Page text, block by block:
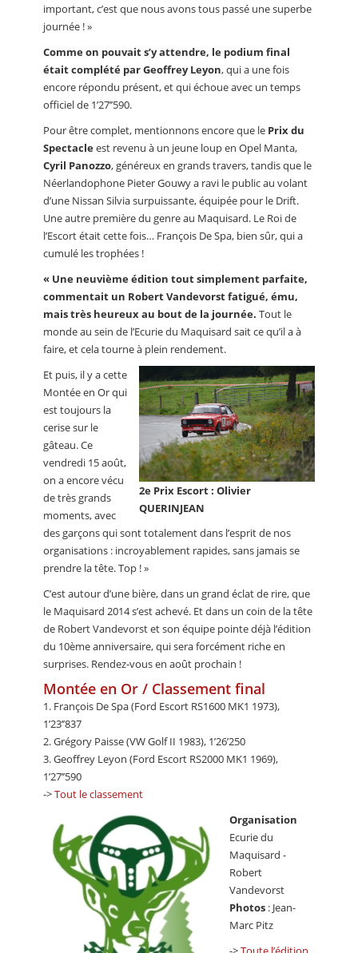
important, c’est que nous avons tous passé une superbe
journée ! »
Comme on pouvait s’y attendre, le podium final
était complété par Geoffrey Leyon, qui a une fois
encore répondu présent, et qui échoue avec un temps
officiel de 1’27’’590.
Pour être complet, mentionnons encore que le Prix du
Spectacleest revenu à un jeune loup en Opel Manta,
Cyril Panozzo, généreux en grands travers, tandis que le
Néerlandophone Pieter Gouwy a ravi le public au volant
d’une Nissan Silvia surpuissante, équipée pour le Drift.
Une autre première du genre au Maquisard. Le Roi de
l’Escort était cette fois… François De Spa, bien sûr, qui a
cumulé les trophées !
« Une neuvième édition tout simplement parfaite,
commentait un Robert Vandevorst fatigué, ému,
mais très heureux au bout de la journée. Tout le
monde au sein de l’Ecurie du Maquisard sait ce qu’il a à
faire, et cela tourne à plein rendement.
2e Prix Escort : Olivier
QUERINJEAN
Et puis, il y a cette
Montée en Or qui
est toujours la
cerise sur le
gâteau. Ce
vendredi 15 août,
on a encore vécu
de très grands
moments, avec
des garçons qui sont totalement dans l’esprit de nos
organisations : incroyablement rapides, sans jamais se
prendre la tête. Top ! »
C’est autour d’une bière, dans un grand éclat de rire, que
le Maquisard 2014 s’est achevé. Et dans un coin de la tête
de Robert Vandevorst et son équipe pointe déjà l’édition
du 10ème anniversaire, qui sera forcément riche en
surprises. Rendez-vous en août prochain !
Montée en Or / Classement final
1. François De Spa (Ford Escort RS1600 MK1 1973),
1’23’’837
2. Grégory Paisse (VW Golf II 1983), 1’26’250
3. Geoffrey Leyon (Ford Escort RS2000 MK1 1969),
1’27’’590
->Tout le classement
Organisation
Ecurie du
Maquisard -
Robert
Vandevorst
Photos : Jean-
Marc Pitz